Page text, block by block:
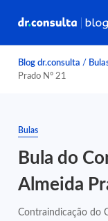
Blog dr.consulta /
Prado Nº 21
Bulas
Bula do
Almeida
Contraindicação do